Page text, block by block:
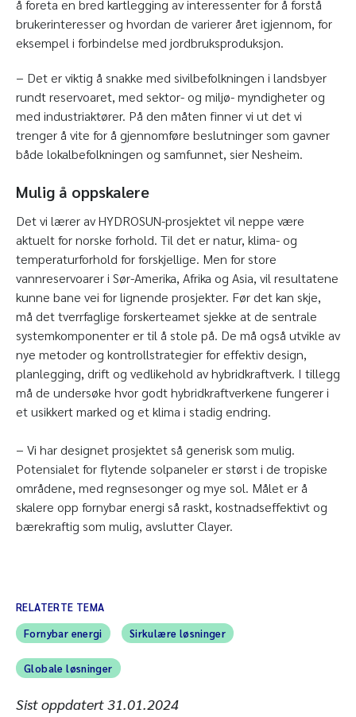
å foreta en bred kartlegging av interessenter for å forstå
brukerinteresser og hvordan de varierer året igjennom, for
eksempel i forbindelse med jordbruksproduksjon.
− Det er viktig å snakke med sivilbefolkningen i landsbyer
rundt reservoaret, med sektor- og miljø- myndigheter og
med industriaktører. På den måten finner vi ut det vi
trenger å vite for å gjennomføre beslutninger som gavner
både lokalbefolkningen og samfunnet, sier Nesheim.
Mulig å oppskalere
Det vi lærer av HYDROSUN-prosjektet vil neppe være
aktuelt for norske forhold. Til det er natur, klima- og
temperaturforhold for forskjellige. Men for store
vannreservoarer i Sør-Amerika, Afrika og Asia, vil resultatene
kunne bane vei for lignende prosjekter. Før det kan skje,
må dettverrfaglige forskerteamet sjekke at de sentrale
systemkomponenter er til å stole på. De må også utvikle av
nye metoder og kontrollstrategier for effektiv design,
planlegging, drift og vedlikehold av hybridkraftverk. I tillegg
må de undersøke hvor godt hybridkraftverkene fungerer i
et usikkert marked og et klima i stadig endring.
− Vi har designet prosjektet så generisk som mulig.
Potensialet for flytende solpaneler er størst i de tropiske
områdene, med regnsesonger og mye sol. Målet er å
skalere opp fornybar energi så raskt, kostnadseffektivt og
bærekraftig som mulig, avslutter Clayer.
RELATERTE TEMA
Fornybar energi
Sirkulære løsninger
Globale løsninger
Sist oppdatert31.01.2024